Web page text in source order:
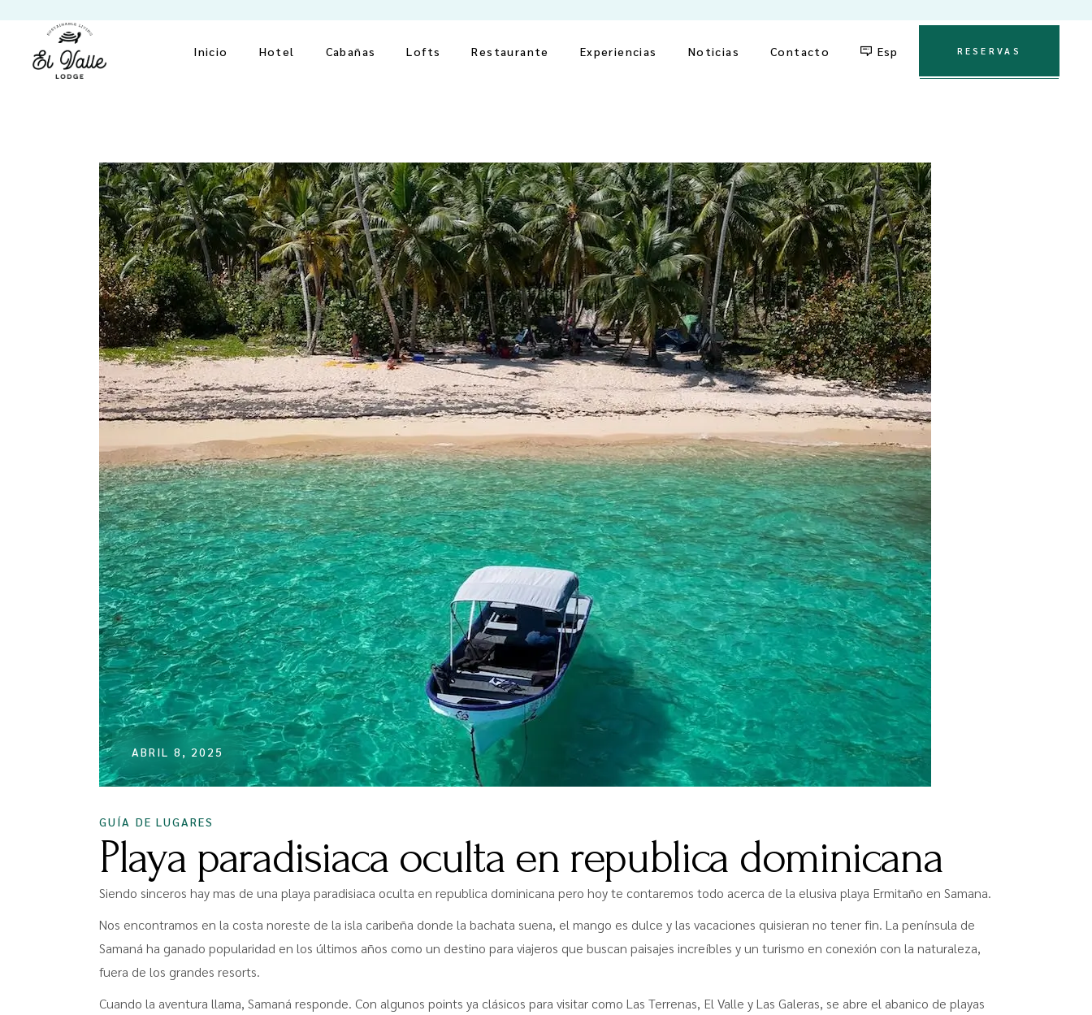
Inicio Hotel Cabañas Lofts Restaurante Experiencias Noticias Contacto Esp RESERVAS
ABRIL 8, 2025
GUÍA DE LUGARES
Playa paradisiaca oculta en republica dominicana
Siendo sinceros hay mas de una playa paradisiaca oculta en republica dominicana pero hoy te contaremos todo acerca de la elusiva playa Ermitaño en Samana.
Nos encontramos en la costa noreste de la isla caribeña donde la bachata suena, el mango es dulce y las vacaciones quisieran no tener fin. La península de
Samaná ha ganado popularidad en los últimos años como un destino para viajeros que buscan paisajes increíbles y un turismo en conexión con la naturaleza,
fuera de los grandes resorts.
Cuando la aventura llama, Samaná responde. Con algunos points ya clásicos para visitar como Las Terrenas, El Valle y Las Galeras, se abre el abanico de playas